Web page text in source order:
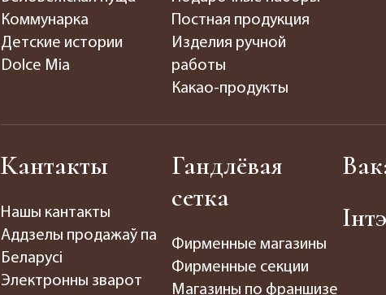
Коммунарка
Детские истории
Dolce Mia
Постная продукция
Изделия ручной
работы
Какао-продукты
Кантакты
Нашы кантакты
Аддзелы продажаў па
Беларусі
Электронны зварот
Гандлёвая
сетка
Фирменные магазины
Фирменные секции
Магазины по франшизе